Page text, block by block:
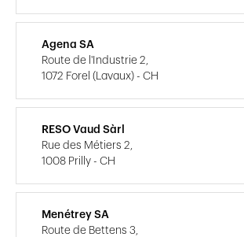
Agena SA
Route de l'Industrie 2,
1072 Forel (Lavaux) - CH
RESO Vaud Sàrl
Rue des Métiers 2,
1008 Prilly - CH
Menétrey SA
Route de Bettens 3,